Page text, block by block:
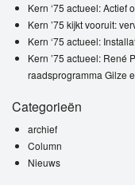
Kern ‘75 actueel: Actief
Kern ’75 kijkt vooruit:
Kern ‘75 actueel:
Kern ’75 actueel: René
raadsprogramma Gilze
Categorieën
archief
Column
Nieuws